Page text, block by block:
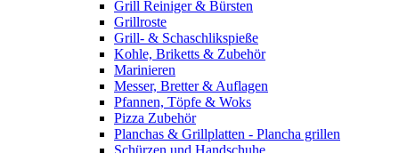
Grill Reiniger & Bürsten
Grillroste
Grill- & Schaschlikspieße
Kohle, Briketts & Zubehör
Marinieren
Messer, Bretter & Auflagen
Pfannen, Töpfe & Woks
Pizza Zubehör
Planchas & Grillplatten - Plancha grillen
Schürzen und Handschuhe